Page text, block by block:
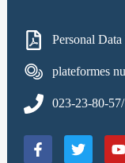
Personal
plateformes
023-23-80-